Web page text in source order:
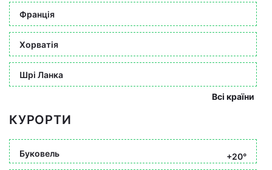
Франція
Хорватія
Шрі Ланка
Всі країни
КУРОРТИ
Буковель +20°